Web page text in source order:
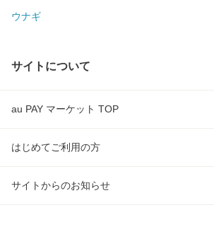
ウナギ
サイトについて
au PAY マーケット TOP
はじめてご利用の方
サイトからのお知らせ